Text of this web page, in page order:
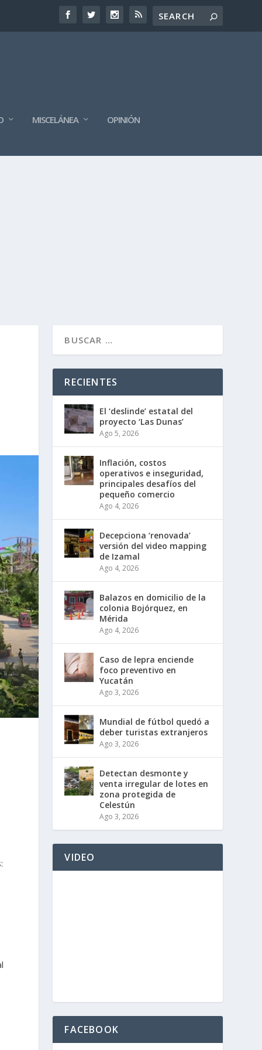
MISCELÁNEA OPINIÓN
RECIENTES
El ‘deslinde’ estatal del
proyecto ‘Las Dunas’
Ago 5, 2026
Inflación, costos
operativos e inseguridad,
principales desafíos del
pequeño comercio
Ago 4, 2026
Decepciona ‘renovada’
versión del video mapping
de Izamal
Ago 4, 2026
Balazos en domicilio de la
colonia Bojórquez, en
Mérida
Ago 4, 2026
Caso de lepra enciende
foco preventivo en
Yucatán
Ago 3, 2026
Mundial de fútbol quedó a
deber turistas extranjeros
Ago 3, 2026
Detectan desmonte y
venta irregular de lotes en
zona protegida de
Celestún
Ago 3, 2026
VIDEO
FACEBOOK